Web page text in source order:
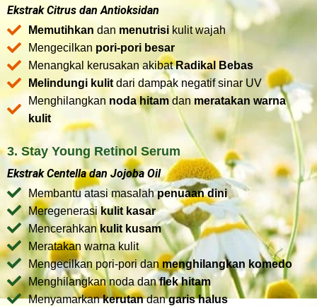
Ekstrak Citrus dan Antioksidan
Memutihkan dan menutrisi kulit wajah
Mengecilkan pori-pori besar
Menangkal kerusakan akibatRadikal Bebas
Melindungi kulitdari dampak negatif sinar UV
Menghilangkan noda hitam danmeratakan warna
kulit
3. Stay Young Retinol Serum
Ekstrak Centella dan Jojoba Oil
Membantu atasi masalahpenuaan dini
Meregenerasi kulit kasar
Mencerahkankulit kusam
Meratakan warna kulit
Mengecilkan pori-pori danmenghilangkan komedo
Menghilangkan noda danflek hitam
Menyamarkankerutandangaris halus